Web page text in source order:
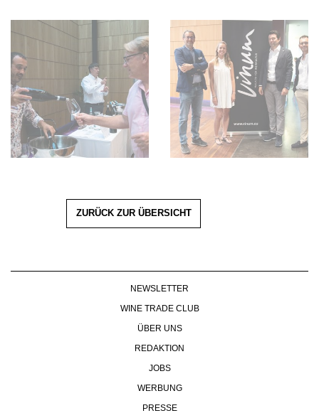
ZURÜCK ZUR ÜBERSICHT
NEWSLETTER
WINE TRADE CLUB
ÜBER UNS
REDAKTION
JOBS
WERBUNG
PRESSE